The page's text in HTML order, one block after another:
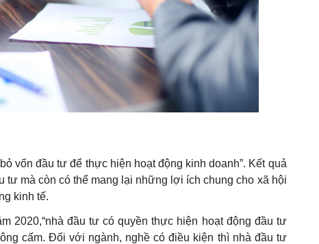
vốn đầu tư để thực hiện hoạt động kinh doanh”. Kết quả
mà còn có thể mang lại những lợi ích chung cho xã hội
kinh tế.
2020,“nhà đầu tư có quyền thực hiện hoạt động đầu tư
cấm. Đối với ngành, nghề có điều kiện thì nhà đầu tư